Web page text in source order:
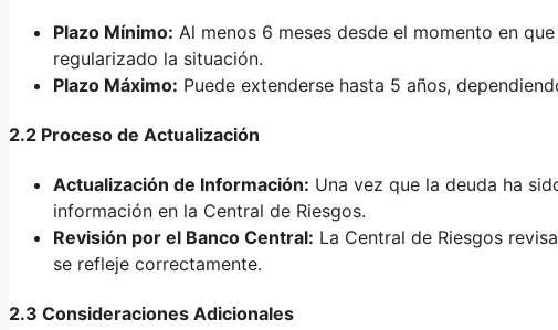
Plazo Mínimo: Al menos 6 meses desde el momento en
regularizado la situación.
Plazo Máximo: Puede extenderse hasta 5 años,
2.2 Proceso de Actualización
Actualización de Información: Una vez que la deuda ha
información en la Central de Riesgos.
Revisión por el Banco Central: La Central de Riesgos
se refleje correctamente.
2.3 Consideraciones Adicionales